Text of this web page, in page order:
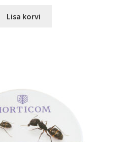
Lisa korvi